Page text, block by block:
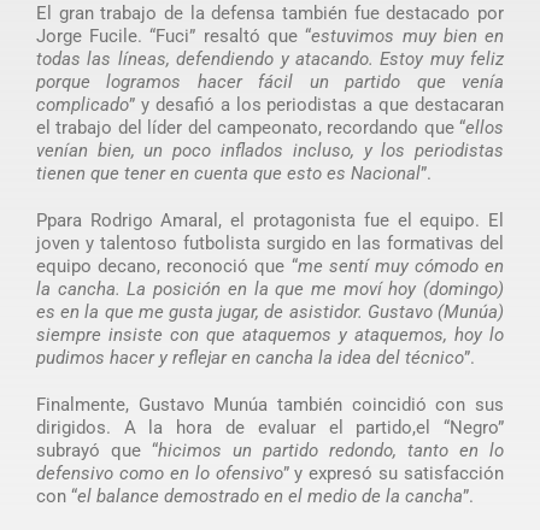
El gran trabajo de la defensa también fue destacado por
Jorge Fucile. “Fuci” resaltó que “estuvimos muy bien en
todas las líneas, defendiendo y atacando. Estoy muy feliz
porque logramos hacer fácil un partido que venía
complicado” y desafió a los periodistas a que destacaran
el trabajo del líder del campeonato, recordando que “ellos
venían bien, un poco inflados incluso, y los periodistas
tienen que tener en cuenta que esto es Nacional”.
Ppara Rodrigo Amaral, el protagonista fue el equipo. El
joven y talentoso futbolista surgido en las formativas del
equipo decano, reconoció que “me sentí muy cómodo en
la cancha. La posición en la que me moví hoy (domingo)
es en la que me gusta jugar, de asistidor. Gustavo (Munúa)
siempre insiste con que ataquemos y ataquemos, hoy lo
pudimos hacer y reflejar en cancha la idea del técnico”.
Finalmente, Gustavo Munúa también coincidió con sus
dirigidos. A la hora de evaluar el partido,el “Negro”
subrayó que “hicimos un partido redondo, tanto en lo
defensivo como en lo ofensivo” y expresó su satisfacción
con “el balance demostrado en el medio de la cancha”.